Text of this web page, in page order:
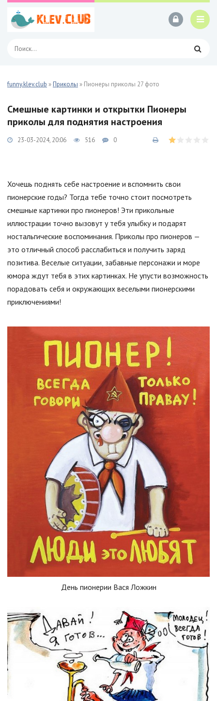
funny.klev.club »Приколы » Пионеры приколы 27 фото
Смешные картинки и открытки Пионеры
приколы для поднятия настроения
23-03-2024, 20:06 516 0
Хочешь поднять себе настроение и вспомнить свои
пионерские годы? Тогда тебе точно стоит посмотреть
смешные картинки про пионеров! Эти прикольные
иллюстрации точно вызовут у тебя улыбку и подарят
ностальгические воспоминания. Приколы про пионеров —
это отличный способ расслабиться и получить заряд
позитива. Веселые ситуации, забавные персонажи и море
юмора ждут тебя в этих картинках. Не упусти возможность
порадовать себя и окружающих веселыми пионерскими
приключениями!
День пионерии Вася Ложкин